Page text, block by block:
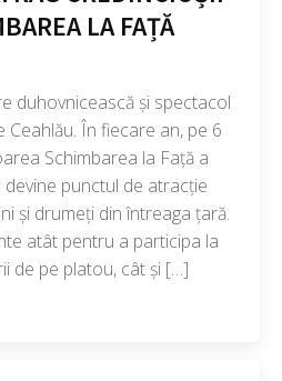
LA FAȚĂ
duhovnicească și spectacol
În fiecare an, pe 6
Schimbarea la Față a
devine punctul de atracție
și drumeți din întreaga țară.
atât pentru a participa la
de pe platou, cât și […]